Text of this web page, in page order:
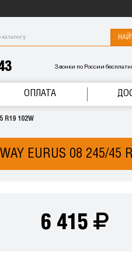
Звонки по России
ОПЛАТА
R19 102W
EURUS 08 245/45
6 415